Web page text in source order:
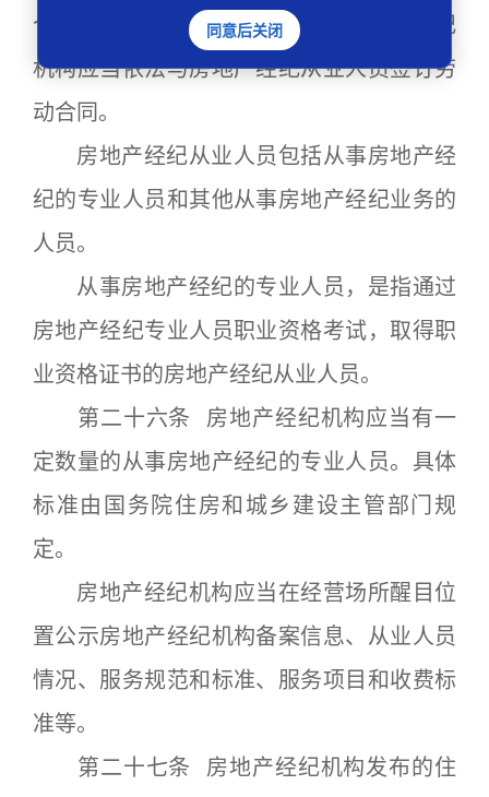
个人名义承接房地产经纪业务。房地产经纪
机构应当依法与房地产经纪从业人员签订劳
动合同。
房地产经纪从业人员包括从事房地产经
纪的专业人员和其他从事房地产经纪业务的
人员。
从事房地产经纪的专业人员，是指通过
房地产经纪专业人员职业资格考试，取得职
业资格证书的房地产经纪从业人员。
第二十六条 房地产经纪机构应当有一
定数量的从事房地产经纪的专业人员。具体
标准由国务院住房和城乡建设主管部门规
定。
房地产经纪机构应当在经营场所醒目位
置公示房地产经纪机构备案信息、从业人员
情况、服务规范和标准、服务项目和收费标
准等。
第二十七条 房地产经纪机构发布的住
同意后关闭